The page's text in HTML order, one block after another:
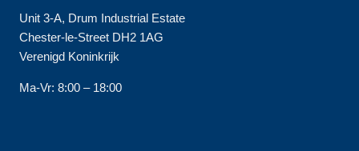
Unit 3-A, Drum Industrial Estate
Chester-le-Street DH2 1AG
Verenigd Koninkrijk
Ma-Vr: 8:00 – 18:00